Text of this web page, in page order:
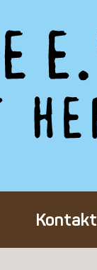
Kontakt